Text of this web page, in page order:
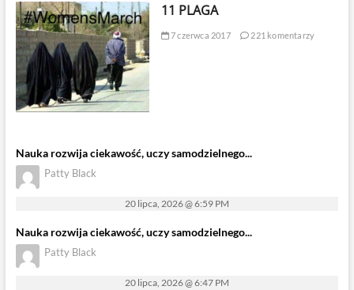
11 PLAGA
7 czerwca 2017 221 komentarzy
Nauka rozwija ciekawość, uczy samodzielnego...
Patty Black
20 lipca, 2026 @ 6:59 PM
Nauka rozwija ciekawość, uczy samodzielnego...
Patty Black
20 lipca, 2026 @ 6:47 PM